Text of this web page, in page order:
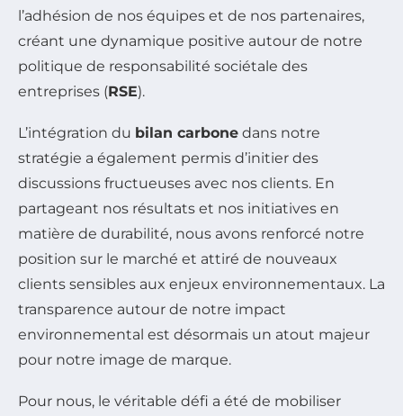
l’adhésion de nos équipes et de nos partenaires,
créant une dynamique positive autour de notre
politique de responsabilité sociétale des
entreprises (RSE).
L’intégration du bilan carbone dans notre
stratégie a également permis d’initier des
discussions fructueuses avec nos clients. En
partageant nos résultats et nos initiatives en
matière de durabilité, nous avons renforcé notre
position sur le marché et attiré de nouveaux
clients sensibles aux enjeux environnementaux. La
transparence autour de notre impact
environnemental est désormais un atout majeur
pour notre image de marque.
Pour nous, le véritable défi a été de mobiliser